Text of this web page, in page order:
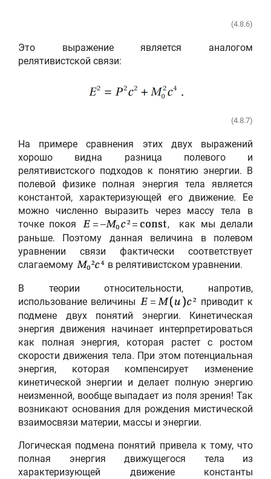
(4.8.6)
Это выражение является аналогом
релятивистской связи:
(4.8.7)
На примере сравнения этих двух выражений
хорошо видна разница полевого и
релятивистского подходов к понятию энергии. В
полевой физике полная энергия тела является
константой, характеризующей его движение. Ее
можно численно выразить через массу тела в
точке покоя
E = –M0 c 2= const, как мы делали
раньше. Поэтому данная величина в полевом
уравнении связи фактически соответствует
слагаемому M0
2c 4 в релятивистском уравнении.
В теории относительности, напротив,
использование величины E = M( u )c 2
приводит к
подмене двух понятий энергии. Кинетическая
энергия движения начинает интерпретироваться
как полная энергия, которая растет с ростом
скорости движения тела. При этом потенциальная
энергия, которая компенсирует изменение
кинетической энергии и делает полную энергию
неизменной, вообще выпадает из поля зрения! Так
возникают основания для рождения мистической
взаимосвязи материи, массы и энергии.
Логическая подмена понятий привела к тому, что
полная энергия движущегося тела из
характеризующей движение константы